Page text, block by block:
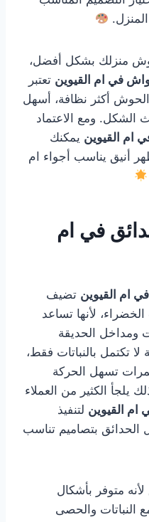
منزلك بشكل أفضل،
في ام القيوين تعتبر
أكثر نظافة، أسهل
ومع الاعتماد
ام القيوين يمكنك
أنيق يناسب أجواء ام
في ام
ام القيوين تضيف
لأنها تساعد
ومداخل الحديقة
تكتمل بالنباتات فقط،
تسهل الحركة
يلجأ الكثير من العملاء
ام القيوين لتنفيذ
بتصاميم تناسب
متوفر بأشكال
النباتات والحصى